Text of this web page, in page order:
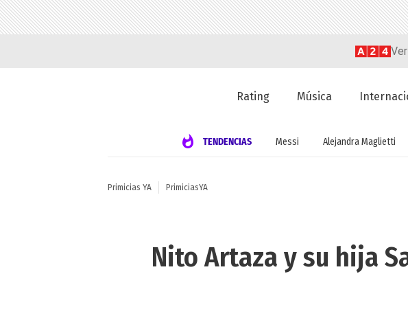
Rating Música
TENDENCIAS Messi Alejandra Maglietti
Primicias YA PrimiciasYA
Nito Artaza y su hija